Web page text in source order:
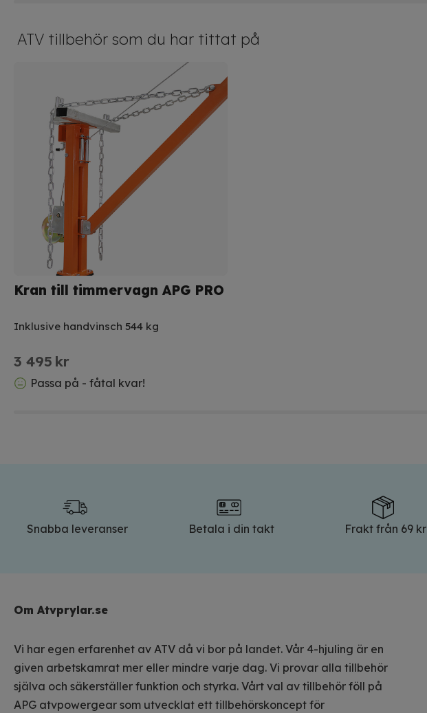
ATV tillbehör som du har tittat på
Kran till timmervagn APG PRO
Inklusive handvinsch 544 kg
3 495 kr
Passa på - fåtal kvar!
Snabba leveranser Betala i din takt Frakt från 69 kr
Om Atvprylar.se
Vi har egen erfarenhet av ATV då vi bor på landet. Vår 4-hjuling är en
given arbetskamrat mer eller mindre varje dag. Vi provar alla tillbehör
själva och säkerställer funktion och styrka. Vårt val av tillbehör föll på
APG atvpowergear som utvecklat ett tillbehörskoncept för